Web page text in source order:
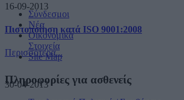
16-09-2013
Πιστοποίηση κατά ISO 9001:2008
Περισσότερα...
30-04-2013
Σύνδεσμοι
Νέα
Οικονομικά
Στοιχεία
Site Map
Πληροφορίες για ασθενείς